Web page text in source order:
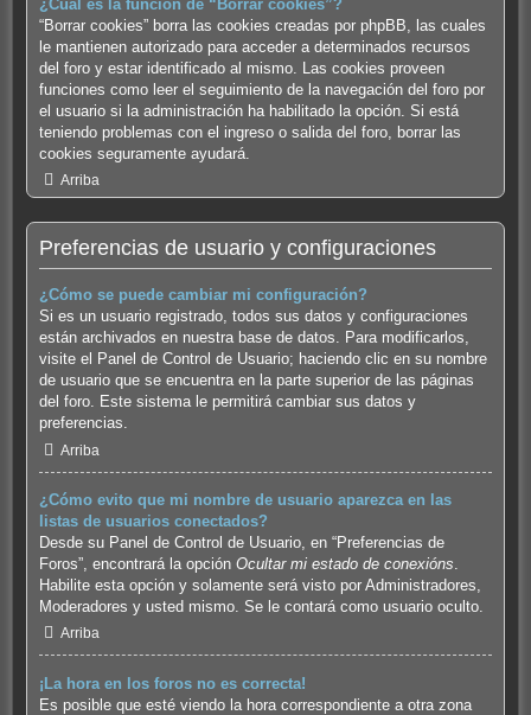
¿Cuál es la función de “Borrar cookies”?
“Borrar cookies” borra las cookies creadas por phpBB, las cuales
le mantienen autorizado para acceder a determinados recursos
del foro y estar identificado al mismo. Las cookies proveen
funciones como leer el seguimiento de la navegación del foro por
el usuario si la administración ha habilitado la opción. Si está
teniendo problemas con el ingreso o salida del foro, borrar las
cookies seguramente ayudará.
Arriba
Preferencias de usuario y configuraciones
¿Cómo se puede cambiar mi configuración?
Si es un usuario registrado, todos sus datos y configuraciones
están archivados en nuestra base de datos. Para modificarlos,
visite el Panel de Control de Usuario; haciendo clic en su nombre
de usuario que se encuentra en la parte superior de las páginas
del foro. Este sistema le permitirá cambiar sus datos y
preferencias.
Arriba
¿Cómo evito que mi nombre de usuario aparezca en las
listas de usuarios conectados?
Desde su Panel de Control de Usuario, en “Preferencias de
Foros”, encontrará la opción Ocultar mi estado de conexións
Habilite esta opción y solamente será visto por Administradores,
Moderadores y usted mismo. Se le contará como usuario oculto.
Arriba
¡La hora en los foros no es correcta!
Es posible que esté viendo la hora correspondiente a otra zona